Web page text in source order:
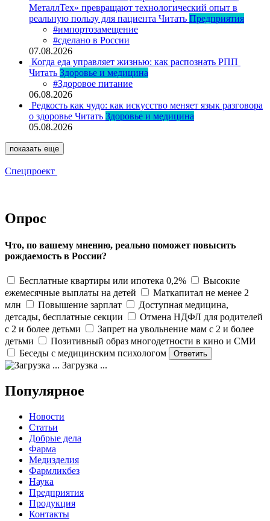
МеталлТех» превращают технологический опыт в
реальную пользу для пациента Читать Предприятия
#импортозамещение
#сделано в России
07.08.2026
Когда еда управляет жизнью: как распознать РПП
Читать Здоровье и медицина
#Здоровое питание
06.08.2026
Редкость как чудо: как искусство меняет язык разговора
о здоровье Читать Здоровье и медицина
05.08.2026
показать еще
Спецпроект
Опрос
Что, по вашему мнению, реально поможет повысить
рождаемость в России?
Бесплатные квартиры или ипотека 0,2%
Высокие
ежемесячные выплаты на детей
Маткапитал не менее 2
млн
Повышение зарплат
Доступная медицина,
детсады, бесплатные секции
Отмена НДФЛ для родителей
с 2 и более детьми
Запрет на увольнение мам с 2 и более
детьми
Позитивный образ многодетности в кино и СМИ
Беседы с медицинским психологом
Загрузка ...
Популярное
Новости
Статьи
Добрые дела
Фарма
Медизделия
Фармликбез
Наука
Предприятия
Продукция
Контакты